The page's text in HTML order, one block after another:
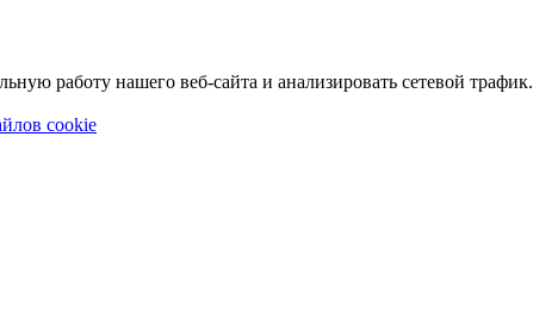
работу нашего веб-сайта и анализировать сетевой трафик.
cookie